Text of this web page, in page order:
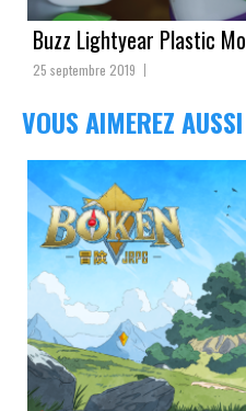
Buzz Lightyear Plastic
25 septembre 2019
VOUS AIMEREZ AUSSI